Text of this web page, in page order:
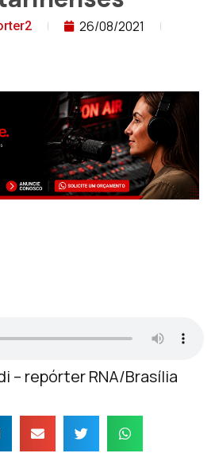
26/08/2021
– repórter RNA/Brasília